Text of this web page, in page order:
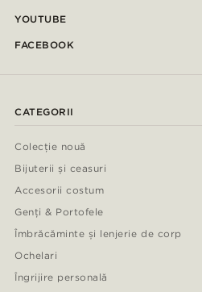
YOUTUBE
FACEBOOK
CATEGORII
Colecție nouă
Bijuterii și ceasuri
Accesorii costum
Genți & Portofele
Îmbrăcăminte și lenjerie de corp
Ochelari
Îngrijire personală